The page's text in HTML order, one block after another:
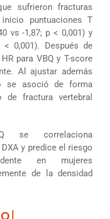
sufrieron fracturas
puntuaciones T
vs -1,87; p < 0,001) y
0,001). Después de
para VBQ y T-score
Al ajustar además
se asoció de forma
de fractura vertebral
correlaciona
y predice el riesgo
en mujeres
de la densidad